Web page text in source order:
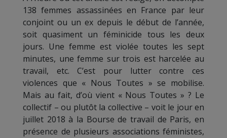
138 femmes assassinées en France par leur
conjoint ou un ex depuis le début de l’année,
soit quasiment un féminicide tous les deux
jours. Une femme est violée toutes les sept
minutes, une femme sur trois est harcelée au
travail, etc. C’est pour lutter contre ces
violences que « Nous Toutes » se mobilise.
Mais au fait, d’où vient « Nous Toutes » ? Le
collectif – ou plutôt la collective – voit le jour en
juillet 2018 à la Bourse de travail de Paris, en
présence de plusieurs associations féministes,